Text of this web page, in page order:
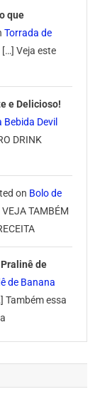
que
Torrada de
[…] Veja este
e Delicioso!
Devil
DRINK
on Bolo de
VEJA TAMBÉM
de
de Banana
Também essa